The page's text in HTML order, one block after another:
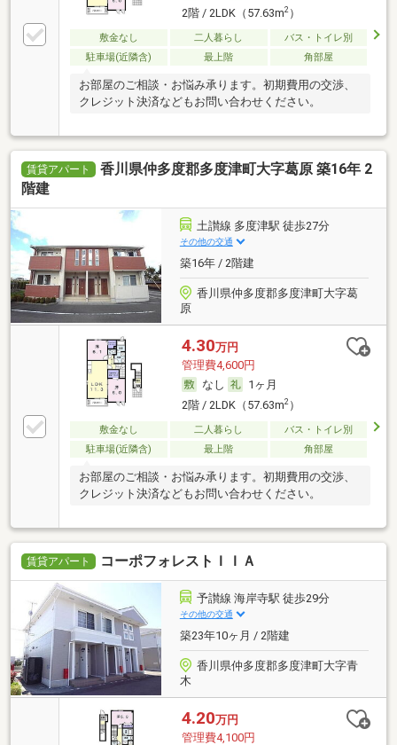
2階 / 2LDK（57.63m2）
敷金なし 二人暮らし
バス・トイレ別
駐車場(近隣含)
最上階 角部屋
お部屋のご相談・お悩み承ります。初期費用の交渉、
クレジット決済などもお問い合わせください。
賃貸アパート
香川県仲多度郡多度津町大字葛原 築16年 2
階建
土讃線 多度津駅 徒歩27分
その他の交通
築16年 / 2階建
香川県仲多度郡多度津町大字葛
原
4.30万円
管理費4,600円
なし
1ヶ月
2階 / 2LDK（57.63m2）
敷金なし 二人暮らし
バス・トイレ別
駐車場(近隣含)
最上階 角部屋
お部屋のご相談・お悩み承ります。初期費用の交渉、
クレジット決済などもお問い合わせください。
賃貸アパート コーポフォレストＩＩＡ
予讃線 海岸寺駅 徒歩29分
その他の交通
築23年10ヶ月 / 2階建
香川県仲多度郡多度津町大字青
木
4.20万円
管理費4,100円